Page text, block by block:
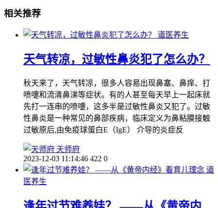
相关推荐
道医养生
天气转凉，过敏性鼻炎犯了怎么办？
秋天来了，天气转凉，很多人容易出现鼻塞、鼻痒、打
喷嚏和流清鼻涕等症状。有的人甚至每天早上一起床就
先打一连串的喷嚏，这多半是过敏性鼻炎又犯了。过敏
性鼻炎是一种常见的鼻部疾病，临床定义为鼻粘膜接触
过敏原后,由免疫球蛋白E（IgE） 介导的炎症反
天师府
2023-12-03 11:14:46 422 0
道
医养生